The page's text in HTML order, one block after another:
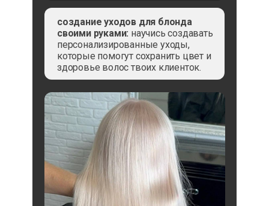
создание уходов для блонда
своими руками: научись создавать
персонализированные уходы,
которые помогут сохранить цвет и
здоровье волос твоих клиенток.